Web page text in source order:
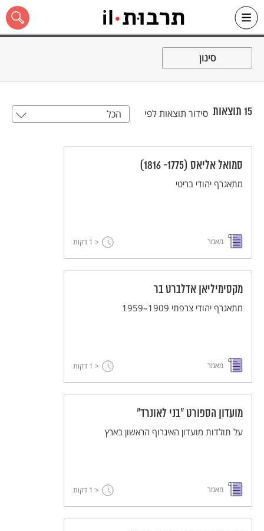
Skip
כל האתר
סינון
15 תוצאות סידור תוצאות לפי הכל
סמואל אליאס (1775- 1816)
מתאגרף יהודי בריטי
מאמר < 1 דקות
מקסימיליאן אדלברט בר
מתאגרף יהודי צרפתי 1909–1959
מאמר < 1 דקות
מועדון הספורט "בני לאונרד"
על תולדות מועדון האיגרוף הראשון בארץ
מאמר < 1 דקות